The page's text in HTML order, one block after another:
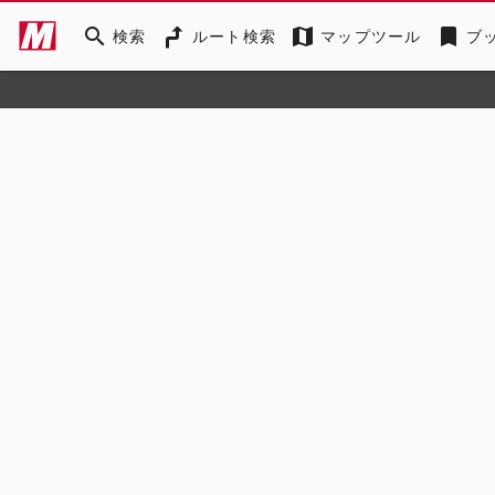
search 検索 ルート検索 map マップツール bookmark ブ